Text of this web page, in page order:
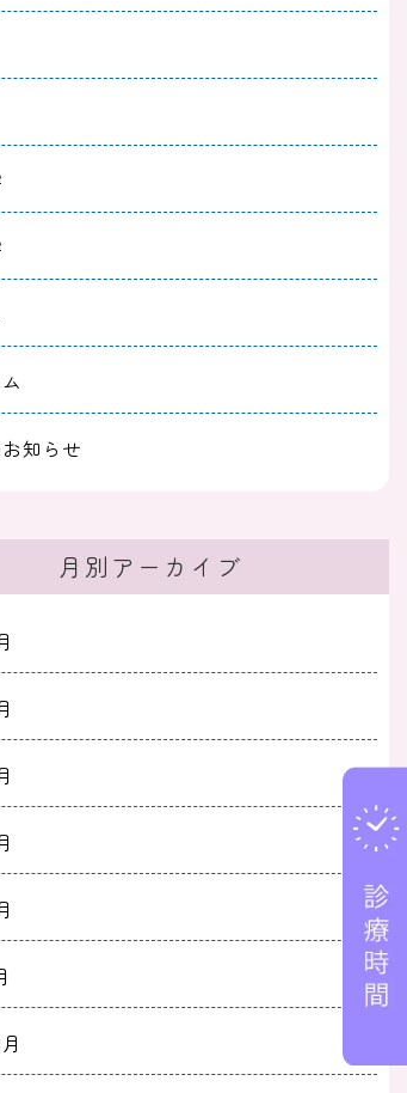
知らせ
月別アーカイブ